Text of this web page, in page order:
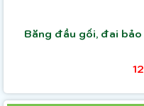
Băng đầu gối, đai bảo